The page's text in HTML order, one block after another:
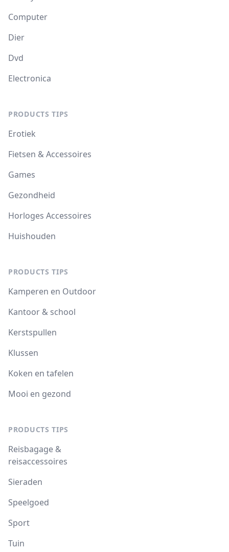
Computer
Dier
Dvd
Electronica
PRODUCTS TIPS
Erotiek
Fietsen & Accessoires
Games
Gezondheid
Horloges Accessoires
Huishouden
PRODUCTS TIPS
Kamperen en Outdoor
Kantoor & school
Kerstspullen
Klussen
Koken en tafelen
Mooi en gezond
PRODUCTS TIPS
Reisbagage &
reisaccessoires
Sieraden
Speelgoed
Sport
Tuin